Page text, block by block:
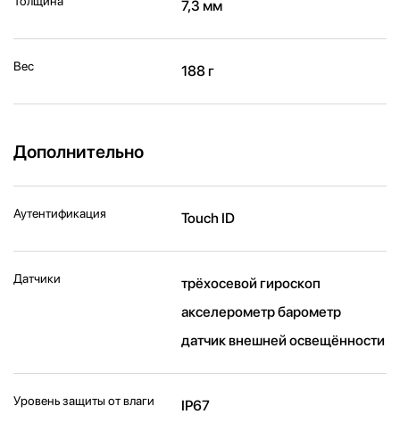
7,3 мм
Вес 188 г
Дополнительно
Аутентификация Touch ID
Датчики
трёхосевой гироскоп
акселерометр барометр
датчик внешней освещённости
Уровень защиты от влаги IP67